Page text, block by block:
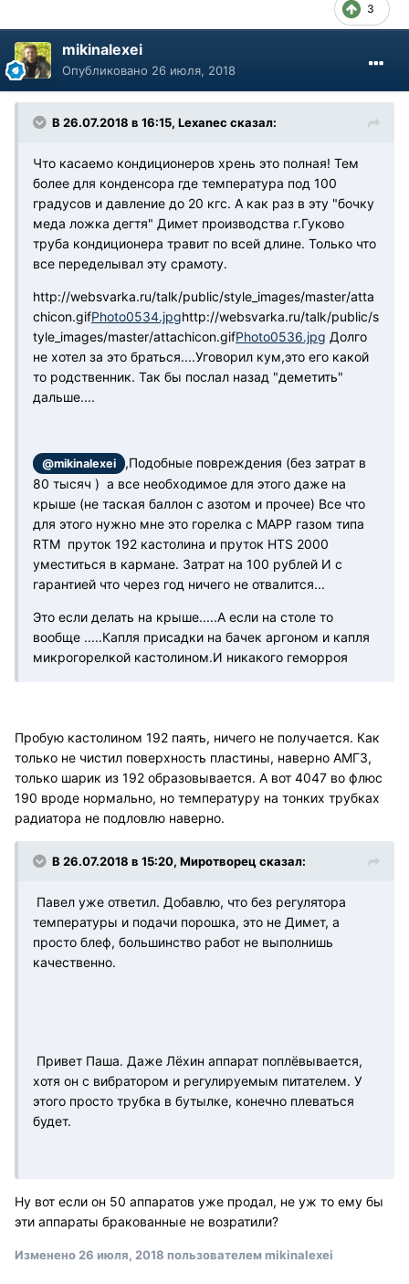
3
mikinalexei
Опубликовано 26 июля, 2018
В 26.07.2018 в 16:15, Lexanec сказал:
Что касаемо кондиционеров хрень это полная! Тем
более для конденсора где температура под 100
градусов и давление до 20 кгс. А как раз в эту "бочку
меда ложка дегтя" Димет производства г.Гуково
труба кондиционера травит по всей длине. Только что
все переделывал эту срамоту.
http://websvarka.ru/talk/public/style_images/master/atta
chicon.gifPhoto0534.jpghttp://websvarka.ru/talk/public/s
tyle_images/master/attachicon.gifPhoto0536.jpg Долго
не хотел за это браться....Уговорил кум,это его какой
то родственник. Так бы послал назад "деметить"
дальше....
@mikinalexei
,Подобные повреждения (без затрат в
80 тысяч ) а все необходимое для этого даже на
крыше (не таская баллон с азотом и прочее) Все что
для этого нужно мне это горелка с МАРР газом типа
RTM пруток 192 кастолина и пруток HTS 2000
уместиться в кармане. Затрат на 100 рублей И с
гарантией что через год ничего не отвалится...
Это если делать на крыше.....А если на столе то
вообще .....Капля присадки на бачек аргоном и капля
микрогорелкой кастолином.И никакого геморроя
Пробую кастолином 192 паять, ничего не получается. Как
только не чистил поверхность пластины, наверно АМГ3,
только шарик из 192 образовывается. А вот 4047 во флюс
190 вроде нормально, но температуру на тонких трубках
радиатора не подловлю наверно.
В 26.07.2018 в 15:20, Миротворец сказал:
Павел уже ответил. Добавлю, что без регулятора
температуры и подачи порошка, это не Димет, а
просто блеф, большинство работ не выполнишь
качественно.
Привет Паша. Даже Лёхин аппарат поплёвывается,
хотя он с вибратором и регулируемым питателем. У
этого просто трубка в бутылке, конечно плеваться
будет.
Ну вот если он 50 аппаратов уже продал, не уж то ему бы
эти аппараты бракованные не возратили?
Изменено 26 июля, 2018 пользователем mikinalexei